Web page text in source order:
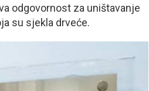
odgovornost za uništavanje
su sjekla drveće.